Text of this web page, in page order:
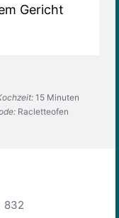
Gericht
15 Minuten
Racletteofen
832